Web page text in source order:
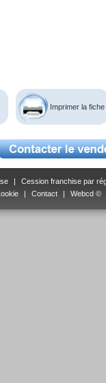
Imprimer la fiche
Cession franchise par
Contact Webcd ©